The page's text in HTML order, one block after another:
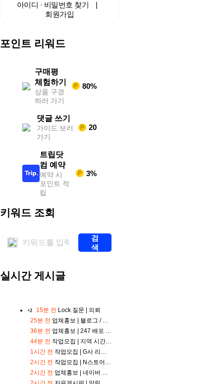
중
포
구
스
계
해
외
중
포
해
외
아이디 · 비밀번호 찾기
|
회원가입
포인트 리워드
구매평
체험하기
상품 구경
하러 가기
P 80%
댓글 쓰기
가이드 보러
가기
P 20
트립닷
컴 예약
예약 시
포인트 적
립
P 3%
키워드 조회
검
색
실시간 게시글
+2 15분 전 Lock 질문 | 의뢰
25분 전 업체홍보 | 블로그 / 카페 / 리워드 종합 원청
36분 전 업체홍보 | 247 배포 200원~ 실명배포 350원~ 테스트 발행 무료 지원
44분 전 작업모집 | 지역 시간 제한 없이 가능한 간단 근무 모집합니다
1시간 전 작업모집 | G사 리뷰어 모집 ( 노출 확인 후 바로 입금 )
2시간 전 작업모집 | N스토어 리뷰 모집
2시간 전 업체홍보 | 네이버 밴드 마케팅 처음이라면 필독